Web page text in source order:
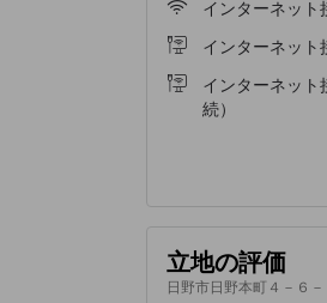
インターネット
インターネット
インターネット
続）
立地の評価
日野市日野本町４－６